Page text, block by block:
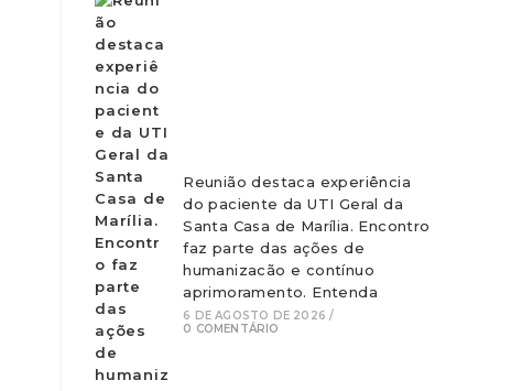
Reunião destaca experiência
do paciente da UTI Geral da
Santa Casa de Marília. Encontro
faz parte das ações de
humanizacão e contínuo
aprimoramento. Entenda
6 DE AGOSTO DE 2026 /
0 COMENTÁRIO